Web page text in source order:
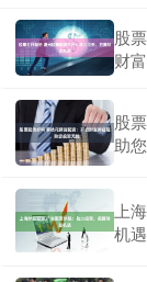
股
财
股
助
上
机遇